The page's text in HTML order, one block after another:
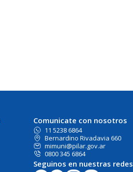
Comunicate con nosotros
11 5238 6864
Bernardino Rivadavia 660
mimuni@pilar.gov.ar
0800 345 6864
Seguinos en nuestras redes